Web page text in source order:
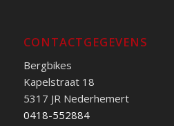
CONTACTGEGEVENS
Bergbikes
Kapelstraat 18
5317 JR Nederhemert
0418-552884